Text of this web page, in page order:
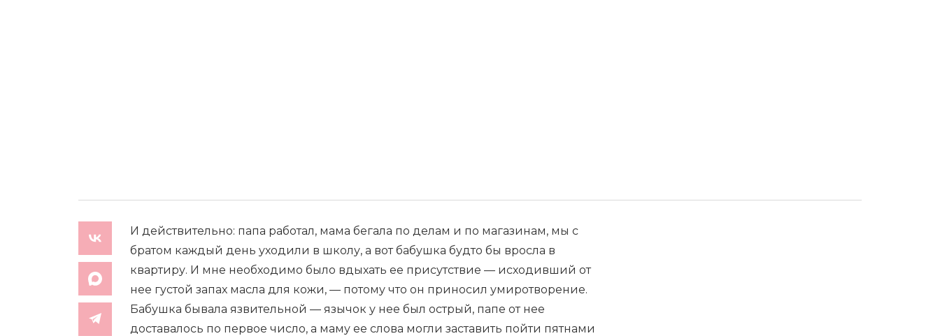
И действительно: папа работал, мама бегала по делам и по магазинам, мы с
братом каждый день уходили в школу, а вот бабушка будто бы вросла в
квартиру. И мне необходимо было вдыхать ее присутствие — исходивший от
нее густой запах масла для кожи, — потому что он приносил умиротворение.
Бабушка бывала язвительной — язычок у нее был острый, папе от нее
доставалось по первое число, а маму ее слова могли заставить пойти пятнами